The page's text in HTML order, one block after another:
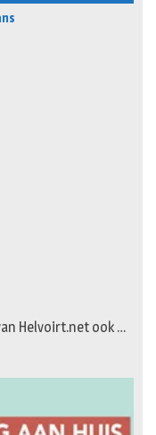
Helvoirt.net ook …